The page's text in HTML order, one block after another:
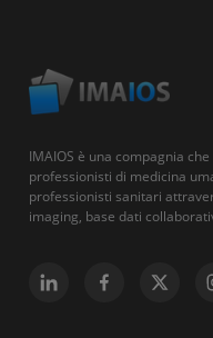
IMAIOS è una compagnia
professionisti di medicina
professionisti sanitari
imaging, base dati